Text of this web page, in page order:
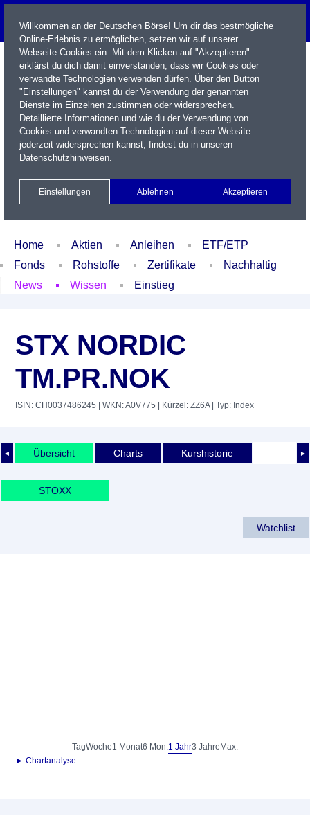
Name / WKN / ISIN / Kürzel
Xetra Realtime
Watchlist Portfolio Login
Home Aktien Anleihen
ETF/ETP
Fonds
Rohstoffe Zertifikate
Nachhaltig
News
Wissen Einstieg
STX NORDIC
TM.PR.NOK
ISIN: CH0037486245 | WKN: A0V775 | Kürzel: ZZ6A| Typ: Index
◄ ►
Übersicht Charts Kurshistorie
STOXX
Watchlist
TagWoche1 Monat6 Mon.1 Jahr3 Jahre Max.
► Chartanalyse
Willkommen an der Deutschen Börse! Um dir das bestmögliche
Online-Erlebnis zu ermöglichen, setzen wir auf unserer
Webseite Cookies ein. Mit dem Klicken auf "Akzeptieren"
erklärst du dich damit einverstanden, dass wir Cookies oder
verwandte Technologien verwenden dürfen. Über den Button
"Einstellungen" kannst du der Verwendung der genannten
Dienste im Einzelnen zustimmen oder widersprechen.
Detaillierte Informationen und wie du der Verwendung von
Cookies und verwandten Technologien auf dieser Website
jederzeit widersprechen kannst, findest du in unseren
Datenschutzhinweisen.
Einstellungen Ablehnen Akzeptieren